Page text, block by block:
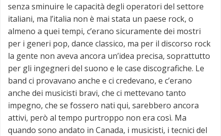
senza sminuire le capacità degli operatori del settore
italiani, ma l’italia non è mai stata un paese rock, o
almeno a quei tempi, c’erano sicuramente dei mostri
per i generi pop, dance classico, ma per il discorso rock
la gente non aveva ancora un’idea precisa, soprattutto
per gli ingegneri del suono e le case discografiche. Le
band ci provavano anche e ci credevano, e c’erano
anche dei musicisti bravi, che ci mettevano tanto
impegno, che se fossero nati qui, sarebbero ancora
attivi, però al tempo purtroppo non era così. Ma
quando sono andato in Canada, i musicisti, i tecnici del